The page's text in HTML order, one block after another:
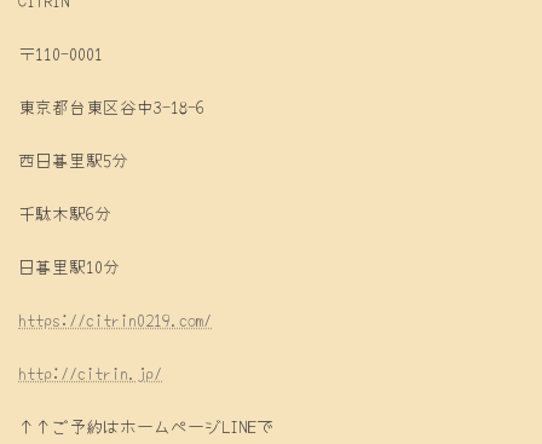
〒110-0001
東京都台東区谷中3-18-6
西日暮里駅5分
千駄木駅6分
日暮里駅10分
https://citrin0219.com/
http://citrin.jp/
↑↑ご予約はホームページLINEで